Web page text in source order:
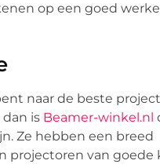
op een goed
naar de beste
is Beamer-winkel.nl
Ze hebben een breed
projectoren van goede